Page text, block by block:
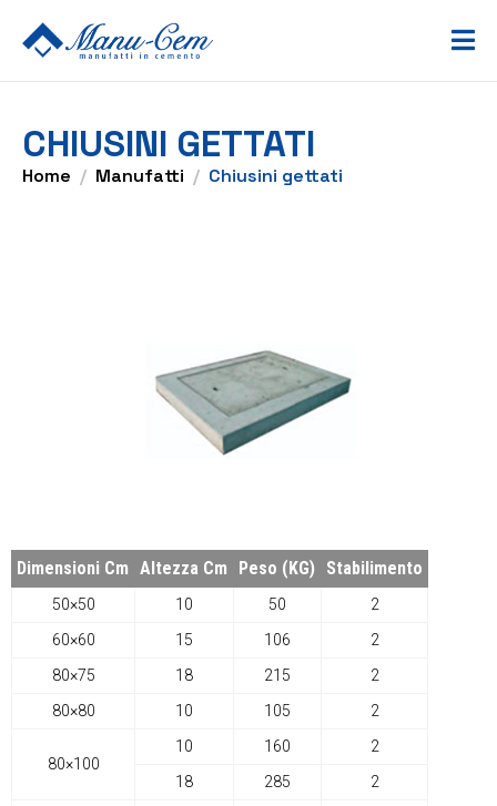
CHIUSINI GETTATI
Home Manufatti Chiusini gettati
Dimensioni Cm Altezza Cm Peso (KG) Stabilimento
50×50 10 50
2
60×60
15 106
2
80×75
18 215
2
80×80
10 105 2
80×100
10 160
2
18
285
2